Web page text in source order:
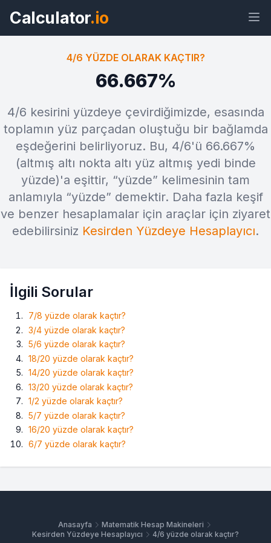
Calculator.io
Önizleme 4/6 yüzde olarak kaçtır?
Araç
4/6 YÜZDE OLARAK KAÇTIR?
66.667%
4/6 kesirini yüzdeye çevirdiğimizde, esasında
toplamın yüz parçadan oluştuğu bir bağlamda
eşdeğerini belirliyoruz. Bu, 4/6'ü 66.667%
(altmış altı nokta altı yüz altmış yedi binde
yüzde)'a eşittir, “yüzde” kelimesinin tam
anlamıyla “yüzde” demektir. Daha fazla keşif
ve benzer hesaplamalar için araçlar için ziyaret
edebilirsiniz Kesirden Yüzdeye Hesaplayıcı.
İlgili Sorular
7/8 yüzde olarak kaçtır?
3/4 yüzde olarak kaçtır?
5/6 yüzde olarak kaçtır?
18/20 yüzde olarak kaçtır?
14/20 yüzde olarak kaçtır?
13/20 yüzde olarak kaçtır?
1/2 yüzde olarak kaçtır?
5/7 yüzde olarak kaçtır?
16/20 yüzde olarak kaçtır?
6/7 yüzde olarak kaçtır?
Anasayfa
Matematik Hesap Makineleri
Kesirden Yüzdeye Hesaplayıcı
4/6 yüzde olarak kaçtır?